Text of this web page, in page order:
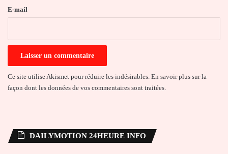
e
E-mail
Ce site utilise Akismet pour réduire les indésirables. En savoir plus sur la
façon dont les données de vos commentaires sont traitées
DAILYMOTION 24HEURE INFO